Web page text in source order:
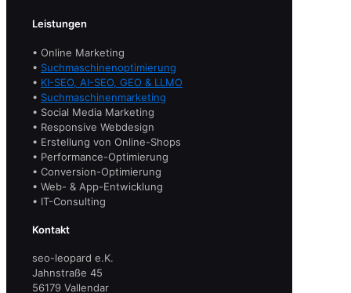
Leistungen
• Online Marketing
• Suchmaschinenoptimierung
• KI-SEO, AI-SEO, GEO & LLMO
• Suchmaschinenmarketing
• Social Media Marketing
• Responsive Webdesign
• Erstellung von Online-Shops
• Performance-Optimierung
• Conversion-Optimierung
• Web- & App-Entwicklung
• IT-Consulting
Kontakt
seo-leopard e.K.
Jahnstraße 45
56179 Vallendar